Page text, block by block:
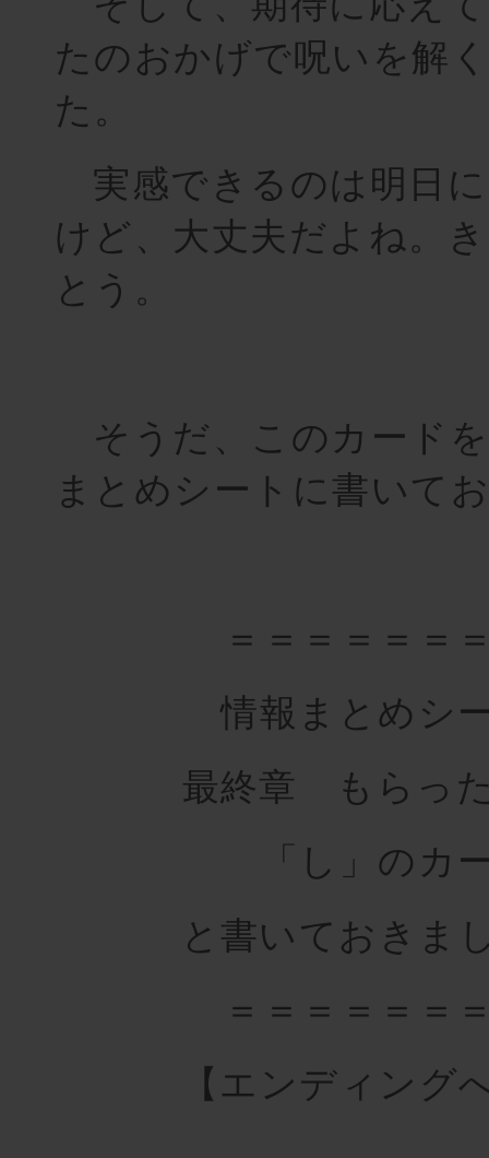
たのおかげで呪いを解
た。
実感できるのは明日
けど、大丈夫だよね。
とう。
そうだ、このカード
まとめシートに書いて
＝＝＝＝＝＝
情報まとめシ
最終章 もらっ
「し」のカ
と書いておきま
＝＝＝＝＝＝
【エンディング